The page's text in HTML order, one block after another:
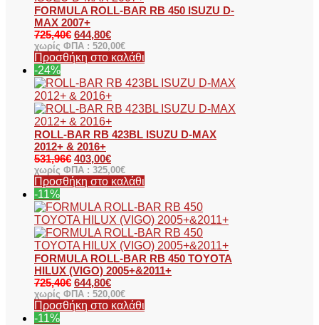
FORMULA ROLL-BAR RB 450 ISUZU D-
MAX 2007+
725,40€ 644,80€
χωρίς ΦΠΑ : 520,00€
Προσθήκη στο καλάθι
-24%
ROLL-BAR RB 423BL ISUZU D-MAX
2012+ & 2016+
531,96€ 403,00€
χωρίς ΦΠΑ : 325,00€
Προσθήκη στο καλάθι
-11%
FORMULA ROLL-BAR RB 450 TOYOTA
HILUX (VIGO) 2005+&2011+
725,40€ 644,80€
χωρίς ΦΠΑ : 520,00€
Προσθήκη στο καλάθι
-11%